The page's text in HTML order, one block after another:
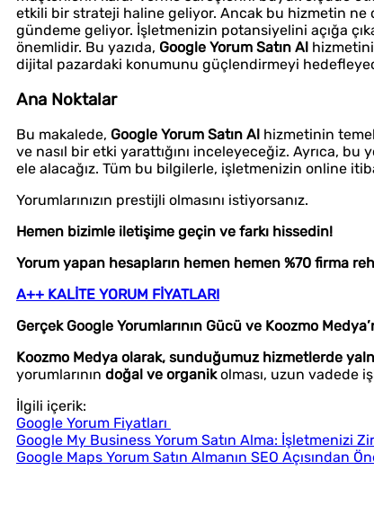
etkili bir strateji haline geliyor. Ancak bu hizmetin ne
gündeme geliyor. İşletmenizin potansiyelini açığa
önemlidir. Bu yazıda, Google Yorum Satın Al
dijital pazardaki konumunu güçlendirmeyi
Ana Noktalar
Bu makalede, Google Yorum Satın Al hizmetinin
ve nasıl bir etki yarattığını inceleyeceğiz. Ayrıca,
ele alacağız. Tüm bu bilgilerle, işletmenizin online
Yorumlarınızın prestijli olmasını istiyorsanız.
Hemen bizimle iletişime geçin ve farkı hissedin!
Yorum yapan hesapların hemen hemen %70 firma
A++ KALİTE YORUM FİYATLARI
Gerçek Google Yorumlarının Gücü ve Koozmo
Koozmo Medya olarak, sunduğumuz hizmetlerde
yorumlarının doğal ve organikolması, uzun vadede
İlgili içerik:
Google Yorum Fiyatları
Google My Business Yorum Satın Alma: İşletmenizi
Google Maps Yorum Satın Almanın SEO Açısından